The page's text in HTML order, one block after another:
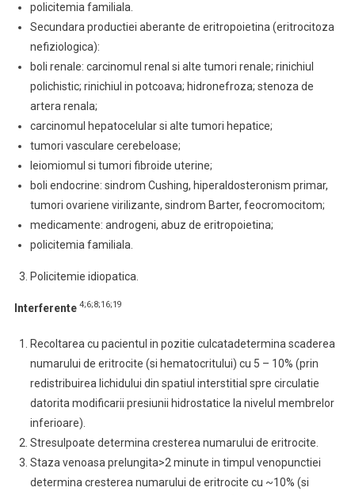
policitemia familiala.
Secundara productiei aberante de eritropoietina (eritrocitoza
nefiziologica):
boli renale: carcinomul renal si alte tumori renale; rinichiul
polichistic; rinichiul in potcoava; hidronefroza; stenoza de
artera renala;
carcinomul hepatocelular si alte tumori hepatice;
tumori vasculare cerebeloase;
leiomiomul si tumori fibroide uterine;
boli endocrine: sindrom Cushing, hiperaldosteronism primar,
tumori ovariene virilizante, sindrom Barter, feocromocitom;
medicamente: androgeni, abuz de eritropoietina;
policitemia familiala.
Policitemie idiopatica.
Interferente 4;6;8;16;19
Recoltarea cu pacientul in pozitie culcatadetermina scaderea
numarului de eritrocite (si hematocritului) cu 5 – 10% (prin
redistribuirea lichidului din spatiul interstitial spre circulatie
datorita modificarii presiunii hidrostatice la nivelul membrelor
inferioare).
Stresulpoate determina cresterea numarului de eritrocite.
Staza venoasa prelungita>2 minute in timpul venopunctiei
determina cresterea numarului de eritrocite cu ~10% (si